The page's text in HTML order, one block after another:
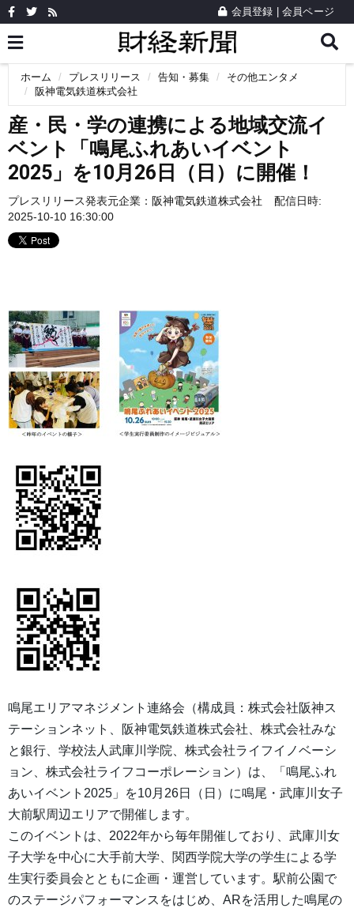
会員登録 会員ページ
ホーム プレスリリース 告知・募集
その他エンタメ
阪神電気鉄道株式会社
産・民・学の連携による地域交流イ
ベント「鳴尾ふれあいイベント
2025」を10月26日（日）に開催！
プレスリリース発表元企業： 阪神電気鉄道株式会社
配信日時:
2025-10-10 16:30:00
鳴尾エリアマネジメント連絡会（構成員：株式会社阪神ス
テーションネット、阪神電気鉄道株式会社、株式会社みな
と銀行、学校法人武庫川学院、株式会社ライフイノベーシ
ョン、株式会社ライフコーポレーション）は、「鳴尾ふれ
あいイベント2025」を10月26日（日）に鳴尾・武庫川女子
大前駅周辺エリアで開催します。
このイベントは、2022年から毎年開催しており、武庫川女
子大学を中心に大手前大学、関西学院大学の学生による学
生実行委員会とともに企画・運営しています。駅前公園で
のステージパフォーマンスをはじめ、ARを活用した鳴尾の